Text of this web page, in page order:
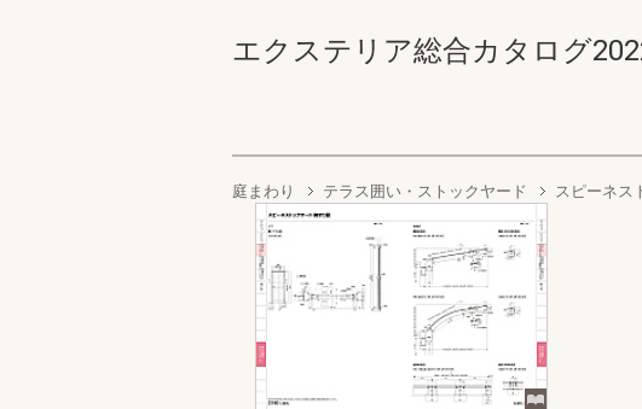
エクステリア総合カタログ
庭まわり テラス囲い・ストックヤード スピーネス